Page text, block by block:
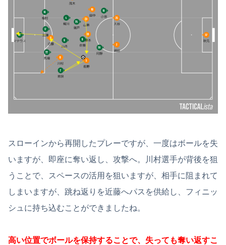
スローインから再開したプレーですが、一度はボールを失
いますが、即座に奪い返し、攻撃へ。川村選手が背後を狙
うことで、スペースの活用を狙いますが、相手に阻まれて
しまいますが、跳ね返りを近藤へパスを供給し、フィニッ
シュに持ち込むことができましたね。
高い位置でボールを保持することで、失っても奪い返すこ